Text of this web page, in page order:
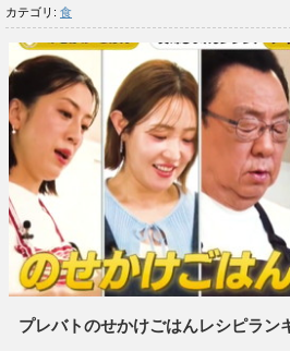
カテゴリ: 食
プレバトのせかけごはんレシピラン